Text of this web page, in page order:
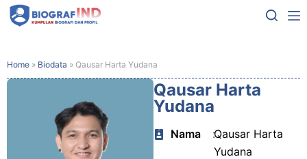
Home » Biodata » Qausar Harta Yudana
Qausar Harta
Yudana
Nama :Qausar Harta
Yudana